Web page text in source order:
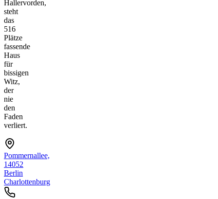
Hallervorden,
steht
das
516
Plätze
fassende
Haus
für
bissigen
Witz,
der
nie
den
Faden
verliert.
Pommernallee,
14052
Berlin
Charlottenburg